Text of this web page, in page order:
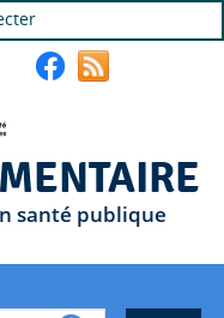
santé publique